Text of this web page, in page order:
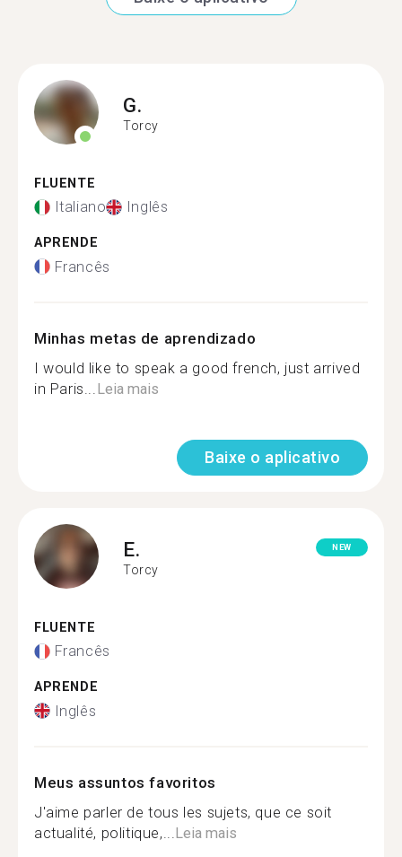
G.
Torcy
FLUENTE
Italiano Inglês
APRENDE
Francês
Minhas metas de aprendizado
I would like to speak a good french, just arrived
in Paris... Leia mais
Baixe o aplicativo
E.
Torcy
NEW
FLUENTE
Francês
APRENDE
Inglês
Meus assuntos favoritos
J'aime parler de tous les sujets, que ce soit
actualité, politique,... Leia mais